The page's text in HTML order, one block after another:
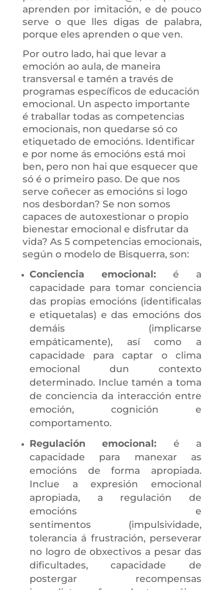
aprenden por imitación, e de pouco
serve o que lles digas de palabra,
porque eles aprenden o que ven.
Por outro lado, hai que levar a
emoción ao aula, de maneira
transversal e tamén a través de
programas específicos de educación
emocional. Un aspecto importante
é traballar todas as competencias
emocionais, non quedarse só co
etiquetado de emocións. Identificar
e por nome ás emocións está moi
ben, pero non hai que esquecer que
só é o primeiro paso. De que nos
serve coñecer as emocións si logo
nos desbordan? Se non somos
capaces de autoxestionar o propio
bienestar emocional e disfrutar da
vida? As 5 competencias emocionais,
según o modelo de Bisquerra, son:
Conciencia emocional:é a
capacidade para tomar conciencia
das propias emocións (identificalas
e etiquetalas) e das emocións dos
demáis (implicarse
empáticamente), así como a
capacidade para captar o clima
emocional dun contexto
determinado. Inclue tamén a toma
de conciencia da interacción entre
emoción, cognición e
comportamento.
Regulación emocional: é a
capacidade para manexar as
emocións de forma apropiada.
Inclue a expresión emocional
apropiada, a regulación de
emocións e
sentimentos (impulsividade,
tolerancia á frustración, perseverar
no logro de obxectivos a pesar das
dificultades, capacidade de
postergar recompensas